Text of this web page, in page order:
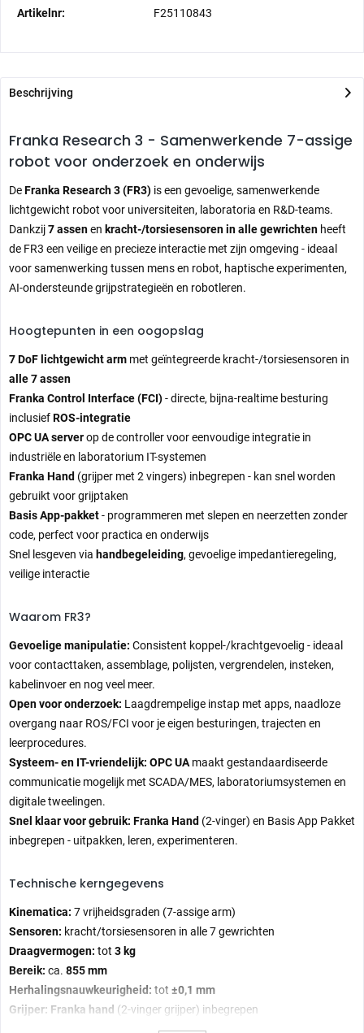
Artikelnr: F25110843
Beschrijving
Franka Research 3 - Samenwerkende 7-assige
robot voor onderzoek en onderwijs
DeFranka Research 3 (FR3) is een gevoelige, samenwerkende
lichtgewicht robot voor universiteiten, laboratoria en R&D-teams.
Dankzij7 assenen kracht-/torsiesensoren in alle gewrichten heeft
de FR3 een veilige en precieze interactie met zijn omgeving - ideaal
voor samenwerking tussen mens en robot, haptische experimenten,
AI-ondersteunde grijpstrategieën en robotleren.
Hoogtepunten in een oogopslag
7 DoF lichtgewicht arm met geïntegreerde kracht-/torsiesensoren in
alle 7 assen
Franka Control Interface (FCI)- directe, bijna-realtime besturing
inclusiefROS-integratie
OPC UA serverop de controller voor eenvoudige integratie in
industriële en laboratorium IT-systemen
Franka Hand (grijper met 2 vingers) inbegrepen - kan snel worden
gebruikt voor grijptaken
Basis App-pakket- programmeren met slepen en neerzetten zonder
code, perfect voor practica en onderwijs
Snel lesgeven via handbegeleiding, gevoelige impedantieregeling,
veilige interactie
Waarom FR3?
Gevoelige manipulatie: Consistent koppel-/krachtgevoelig - ideaal
voor contacttaken, assemblage, polijsten, vergrendelen, insteken,
kabelinvoer en nog veel meer.
Open voor onderzoek: Laagdrempelige instap met apps, naadloze
overgang naar ROS/FCI voor je eigen besturingen, trajecten en
leerprocedures.
Systeem- en IT-vriendelijk: OPC UAmaakt gestandaardiseerde
communicatie mogelijk met SCADA/MES, laboratoriumsystemen en
digitale tweelingen.
Snel klaar voor gebruik: Franka Hand (2-vinger) en Basis App Pakket
inbegrepen - uitpakken, leren, experimenteren.
Technische kerngegevens
Kinematica: 7 vrijheidsgraden (7-assige arm)
Sensoren: kracht/torsiesensoren in alle 7 gewrichten
Draagvermogen: tot 3 kg
Bereik: ca. 855 mm
Herhalingsnauwkeurigheid: tot ±0,1 mm
Grijper: Franka hand (2-vinger grijper) inbegrepen